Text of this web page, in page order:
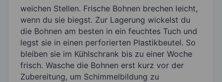
weichen Stellen. Frische Bohnen brechen leicht,
wenn du sie biegst. Zur Lagerung wickelst du
die Bohnen am besten in ein feuchtes Tuch und
legst sie in einen perforierten Plastikbeutel. So
bleiben sie im Kühlschrank bis zu einer Woche
frisch. Wasche die Bohnen erst kurz vor der
Zubereitung, um Schimmelbildung zu